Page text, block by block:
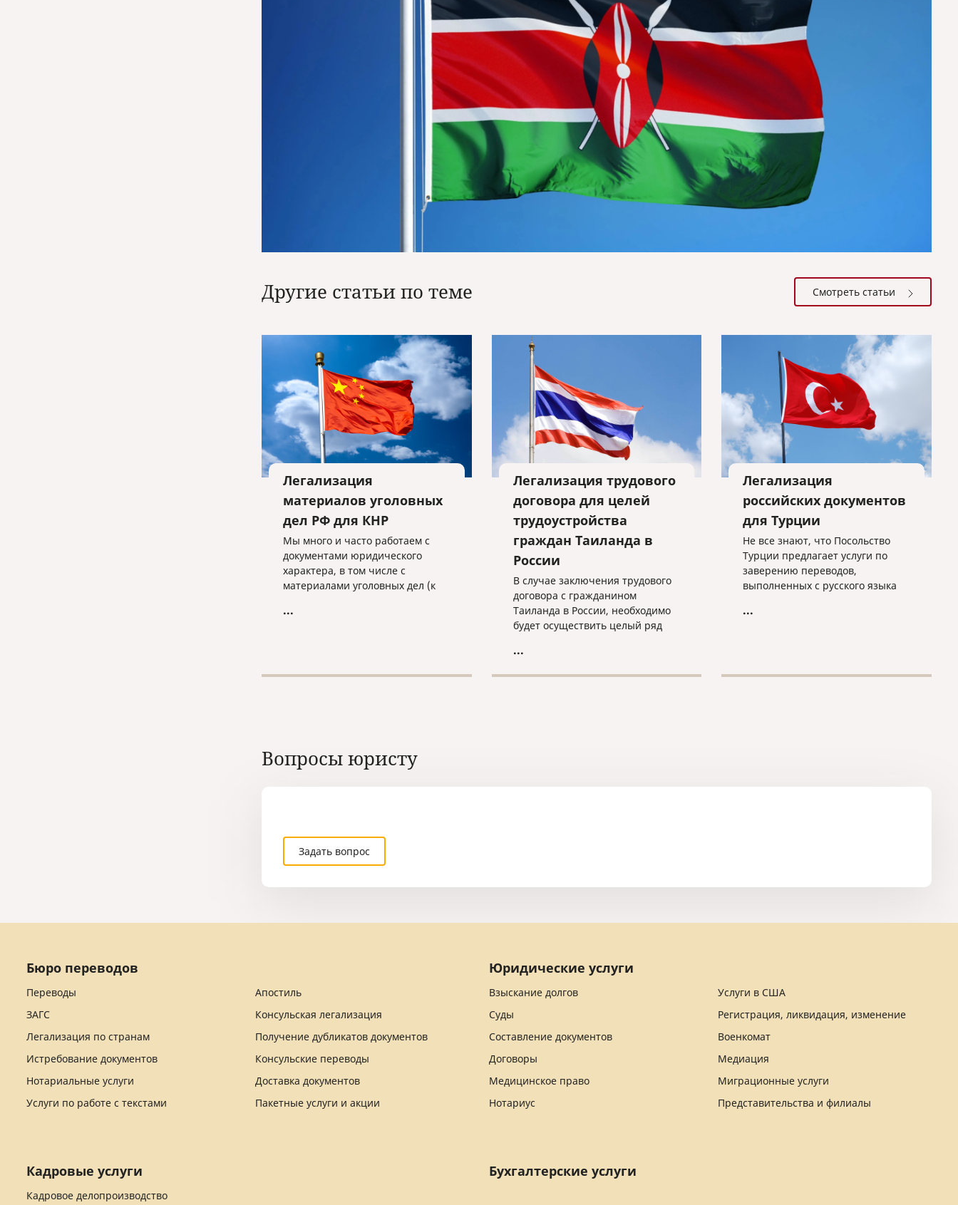
Другие статьи по теме Смотреть статьи
Легализация
материалов уголовных
дел РФ для КНР
Мы много и часто работаем с
документами юридического
характера, в том числе с
материалами уголовных дел (к
граждан России, обвиняемых в
правило, они также объявлены в
...
Легализация трудового
договора для целей
трудоустройства
граждан Таиланда в
России
В случае заключения трудового
договора с гражданином
Таиланда в России, необходимо
будет осуществить целый ряд
...
Легализация
российских документов
для Турции
Не все знают, что Посольство
Турции предлагает услуги по
заверению переводов,
выполненных с русского языка
заверения за один документ
следующий рабочий день после
...
Вопросы юристу
Задать вопрос
Бюро переводов
Переводы
Апостиль
ЗАГС
Консульская легализация
Легализация по странам
Получение дубликатов документов
Истребование документов
Консульские переводы
Нотариальные услуги
Доставка документов
Услуги по работе с текстами
Пакетные услуги и акции
Юридические услуги
Взыскание долгов
Услуги в США
Суды
Регистрация, ликвидация, изменение
Составление документов
Военкомат
Договоры
Медиация
Медицинское право
Миграционные услуги
Нотариус
Представительства и филиалы
Кадровые услуги
Кадровое делопроизводство
Бухгалтерские услуги